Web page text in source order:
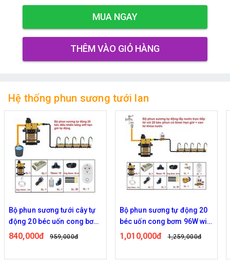
MUA NGAY
THÊM VÀO GIỎ HÀNG
Hệ thống phun sương tưới lan
Bộ phun sương tưới cây tự
động 20 béc uốn cong bơm
đôi 96w điều khiển bằng
840,000đ 959,000đ
Bộ phun sương tự động 20
béc uốn cong bơm 96W wifi
van từ ren 21 ra 12mm
1,010,000đ 1,259,000đ